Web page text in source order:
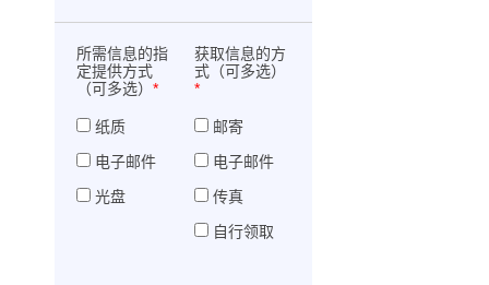
所需信息的指
定提供方式
（可多选） *
纸质
电子邮件
光盘
获取信息的方
式（可多选）
*
邮寄
电子邮件
传真
自行领取